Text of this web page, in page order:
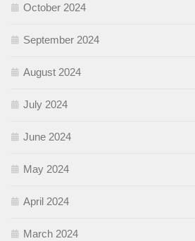
October 2024
September 2024
August 2024
July 2024
June 2024
May 2024
April 2024
March 2024